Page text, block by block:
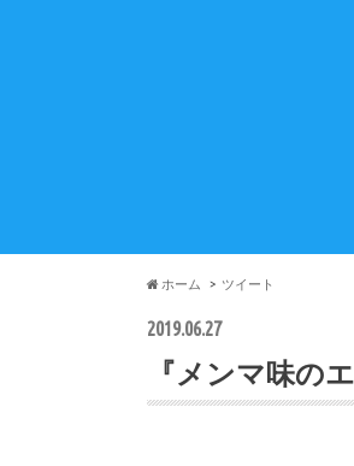
ホーム ツイート
2019.06.27
『メンマ味の